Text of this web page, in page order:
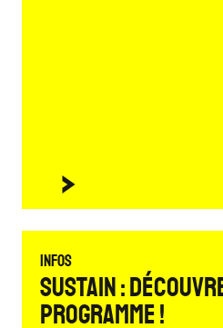
Infos
Sustain :
programme !